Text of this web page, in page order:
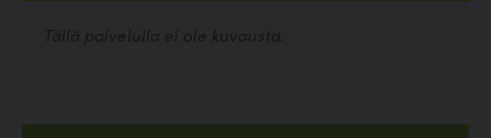
Tällä palvelulla ei ole kuvausta.